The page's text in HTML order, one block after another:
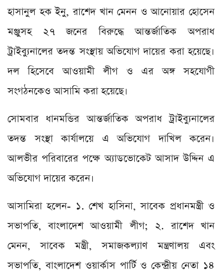
হাসানুল হক ইনু, রাশেদ খান মেনন ও আনোয়ার হোসেন
মঞ্জুসহ ২৭ জনের বিরুদ্ধে আন্তর্জাতিক অপরাধ
ট্রাইব্যুনালের তদন্ত সংস্থায় অভিযোগ দায়ের করা হয়েছে।
দল হিসেবে আওয়ামী লীগ ও এর অঙ্গ সহযোগী
সংগঠনকেও আসামি করা হয়েছে।
সোমবার ধানমন্ডির আন্তর্জাতিক অপরাধ ট্রাইব্যুনালের
তদন্ত সংস্থা কার্যালয়ে এ অভিযোগ দাখিল করেন।
আলভীর পরিবারের পক্ষে অ্যাডভোকেট আসাদ উদ্দিন এ
অভিযোগ দায়ের করেন।
আসামিরা হলেন- ১. শেখ হাসিনা, সাবেক প্রধানমন্ত্রী ও
সভাপতি, বাংলাদেশ আওয়ামী লীগ; ২. রাশেদ খান
মেনন, সাবেক মন্ত্রী, সমাজকল্যাণ মন্ত্রণালয় এবং
সভাপতি, বাংলাদেশ ওয়ার্কাস পার্টি ও কেন্দ্রীয় নেতা ১৪